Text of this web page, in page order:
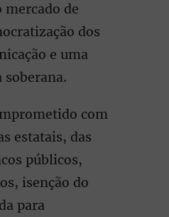
mercado de
dos
e uma
com
estatais, das
públicos,
isenção do
para